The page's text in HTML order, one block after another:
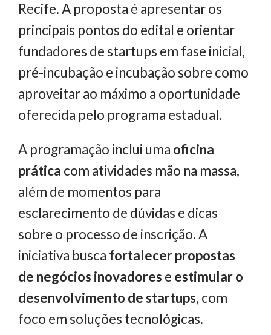
Recife. A proposta é apresentar os
principais pontos do edital e orientar
fundadores de startups em fase inicial,
pré-incubação e incubação sobre como
aproveitar ao máximo a oportunidade
oferecida pelo programa estadual.
A programação inclui uma oficina
prática com atividades mão na massa,
além de momentos para
esclarecimento de dúvidas e dicas
sobre o processo de inscrição. A
iniciativa busca fortalecer propostas
de negócios inovadores e estimular o
desenvolvimento de startups, com
foco em soluções tecnológicas.